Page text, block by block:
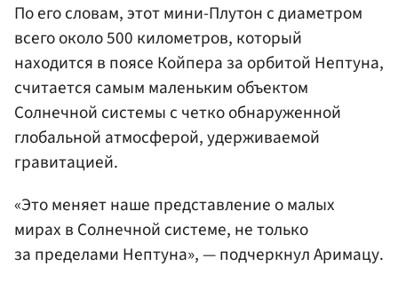
По его словам, этот мини-Плутон с диаметром
всего около 500 километров, который
находится в поясе Койпера за орбитой Нептуна,
считается самым маленьким объектом
Солнечной системы с четко обнаруженной
глобальной атмосферой, удерживаемой
гравитацией.
«Это меняет наше представление о малых
мирах в Солнечной системе, не только
за пределами Нептуна», — подчеркнул Аримацу.